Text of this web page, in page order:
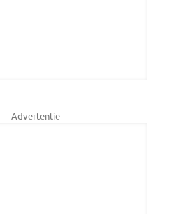
Advertentie